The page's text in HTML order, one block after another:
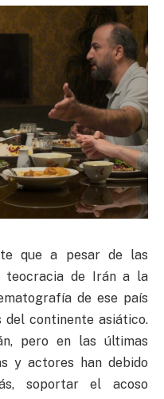
que a pesar de las
teocracia de Irán a la
de ese país
del continente asiático.
pero en las últimas
y actores han debido
soportar el acoso